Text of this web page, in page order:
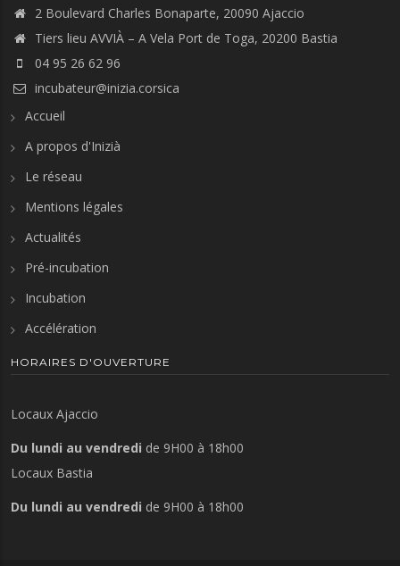
2 Boulevard Charles Bonaparte, 20090 Ajaccio
Tiers lieu AVVIÀ – A Vela Port de Toga, 20200 Bastia
04 95 26 62 96
incubateur@inizia.corsica
Accueil
A propos d'Inizià
Le réseau
Mentions légales
Actualités
Pré-incubation
Incubation
Accélération
HORAIRES D'OUVERTURE
Locaux Ajaccio
Du lundi au vendredi de 9H00 à 18h00
Locaux Bastia
Du lundi au vendredi de 9H00 à 18h00